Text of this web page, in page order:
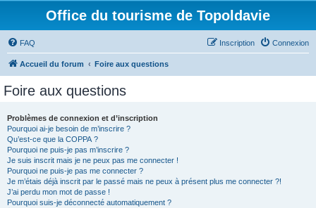
Office du tourisme de Topoldavie
FAQ Connexion
Inscription
Accueil du forum Foire aux questions
Foire aux questions
Problèmes de connexion et d’inscription
Pourquoi ai-je besoin de m’inscrire ?
Qu’est-ce que la COPPA ?
Pourquoi ne puis-je pas m’inscrire ?
Je suis inscrit mais je ne peux pas me connecter !
Pourquoi ne puis-je pas me connecter ?
Je m’étais déjà inscrit par le passé mais ne peux à présent plus me connecter ?!
J’ai perdu mon mot de passe !
Pourquoi suis-je déconnecté automatiquement ?